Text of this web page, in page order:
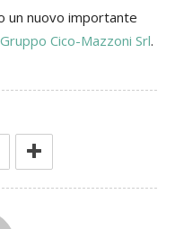
un nuovo importante
Gruppo Cico-Mazzoni Srl.